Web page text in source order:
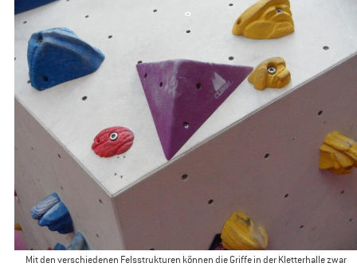
Mit den verschiedenen Felsstrukturen können die Griffe in der Kletterhalle zwar